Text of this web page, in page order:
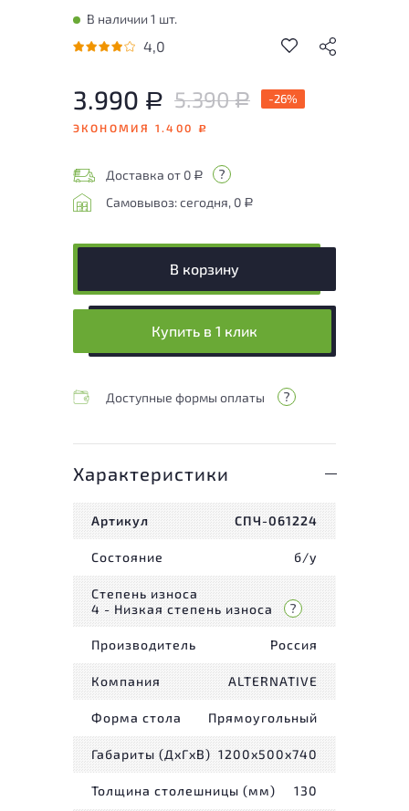
В наличии 1 шт.
4,0
3.990 Р 5.390Р -26%
ЭКОНОМИЯ 1.400 Р
Доставка от 0 Р
Самовывоз: сегодня, 0 Р
В корзину
Купить в 1 клик
Доступные формы оплаты
Характеристики
Артикул СПЧ-061224
Состояние б/у
Степень износа
4 - Низкая степень износа
Производитель Россия
Компания ALTERNATIVE
Форма стола Прямоугольный
Габариты (ДxГxВ) 1200x500x740
Толщина столешницы (мм) 130